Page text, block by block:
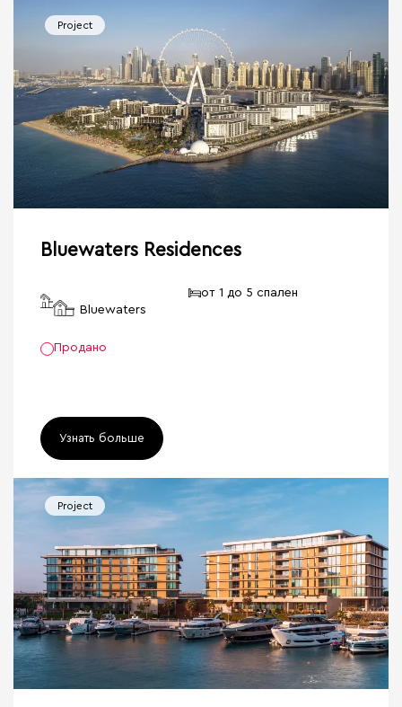
Project
Bluewaters Residences
Bluewaters
от 1 до 5 спален
Продано
Узнать больше
Project